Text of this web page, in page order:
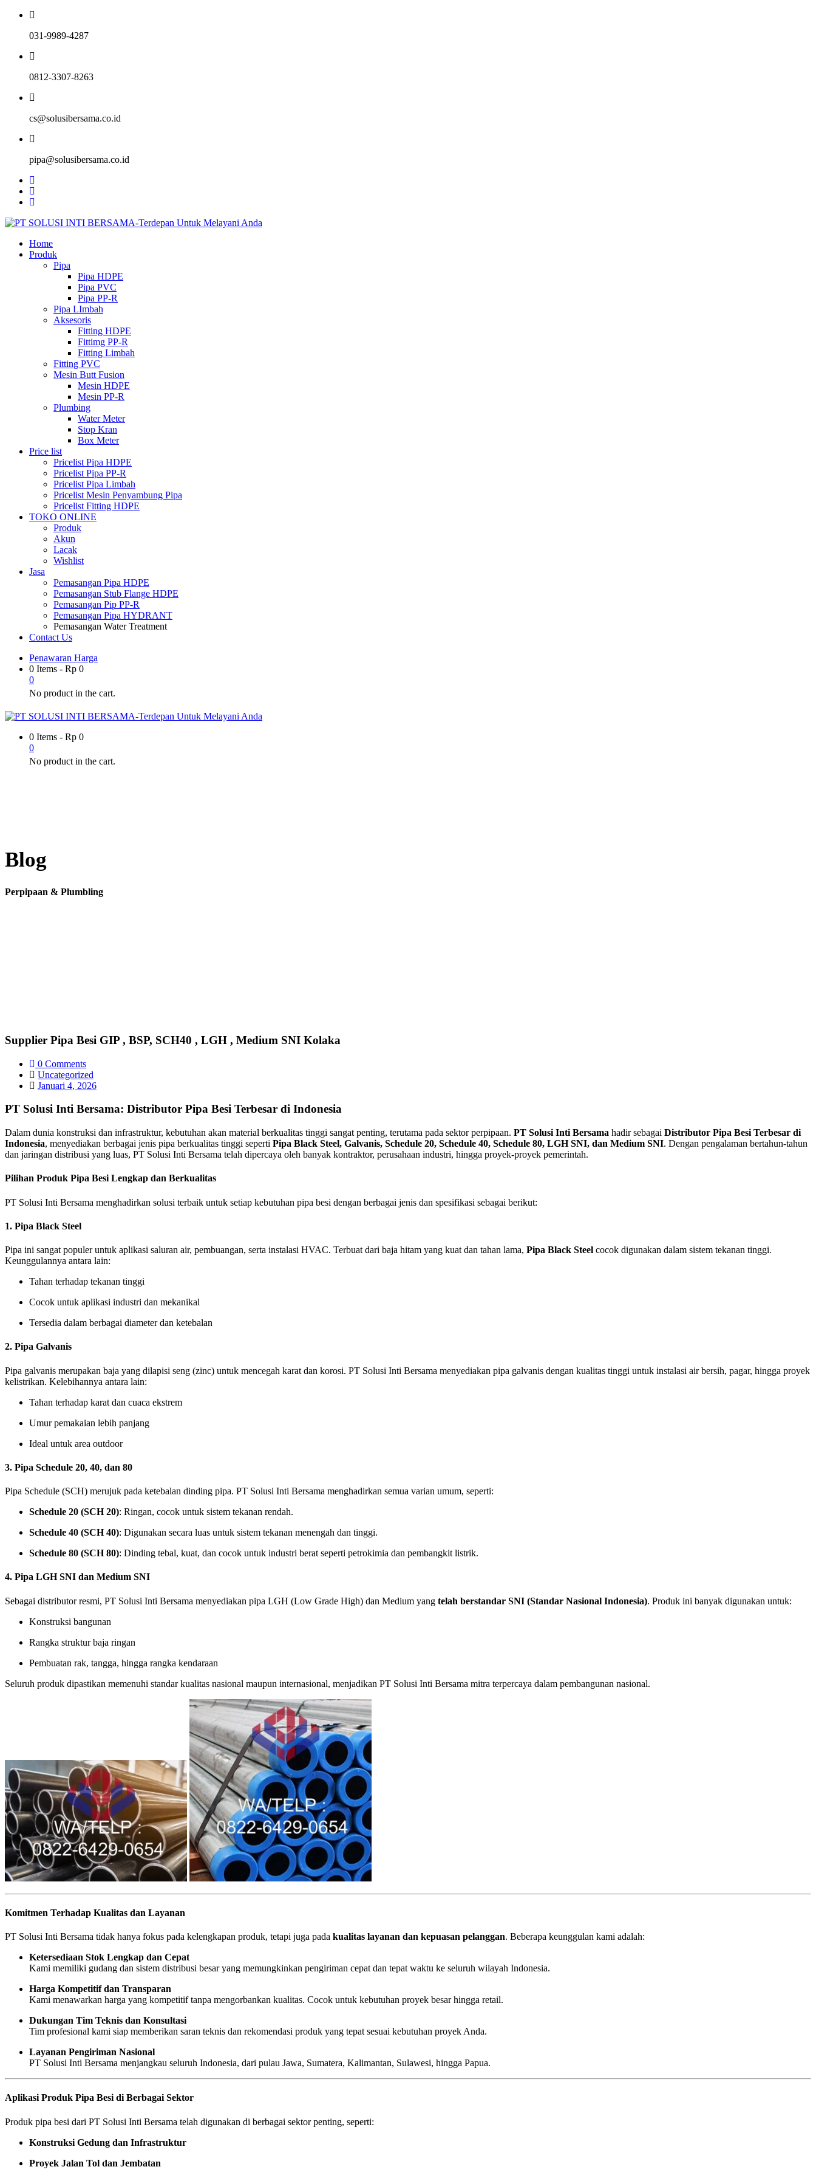
031-9989-4287
0812-3307-8263
cs@solusibersama.co.id
pipa@solusibersama.co.id
Home
Produk
Pipa
Pipa HDPE
Pipa PVC
Pipa PP-R
Pipa LImbah
Aksesoris
Fitting HDPE
Fittimg PP-R
Fitting Limbah
Fitting PVC
Mesin Butt Fusion
Mesin HDPE
Mesin PP-R
Plumbing
Water Meter
Stop Kran
Box Meter
Price list
Pricelist Pipa HDPE
Pricelist Pipa PP-R
Pricelist Pipa Limbah
Pricelist Mesin Penyambung Pipa
Pricelist Fitting HDPE
TOKO ONLINE
Produk
Akun
Lacak
Wishlist
Jasa
Pemasangan Pipa HDPE
Pemasangan Stub Flange HDPE
Pemasangan Pip PP-R
Pemasangan Pipa HYDRANT
Pemasangan Water Treatment
Contact Us
Penawaran Harga
0 Items - Rp 0
0
No product in the cart.
0 Items - Rp 0
0
No product in the cart.
Blog
Perpipaan & Plumbling
Supplier Pipa Besi GIP , BSP, SCH40 , LGH , Medium SNI Kolaka
0 Comments
Uncategorized
Januari 4, 2026
PT Solusi Inti Bersama: Distributor Pipa Besi Terbesar di Indonesia
Dalam dunia konstruksi dan infrastruktur, kebutuhan akan material berkualitas tinggi sangat penting, terutama pada sektor perpipaan. PT Solusi Inti Bersama hadir sebagai Distributor Pipa Besi Terbesar di
Indonesia, menyediakan berbagai jenis pipa berkualitas tinggi seperti Pipa Black Steel, Galvanis, Schedule 20, Schedule 40, Schedule 80, LGH SNI, dan Medium SNI. Dengan pengalaman bertahun-tahun
dan jaringan distribusi yang luas, PT Solusi Inti Bersama telah dipercaya oleh banyak kontraktor, perusahaan industri, hingga proyek-proyek pemerintah.
Pilihan Produk Pipa Besi Lengkap dan Berkualitas
PT Solusi Inti Bersama menghadirkan solusi terbaik untuk setiap kebutuhan pipa besi dengan berbagai jenis dan spesifikasi sebagai berikut:
1. Pipa Black Steel
Pipa ini sangat populer untuk aplikasi saluran air, pembuangan, serta instalasi HVAC. Terbuat dari baja hitam yang kuat dan tahan lama, Pipa Black Steel cocok digunakan dalam sistem tekanan tinggi.
Keunggulannya antara lain:
Tahan terhadap tekanan tinggi
Cocok untuk aplikasi industri dan mekanikal
Tersedia dalam berbagai diameter dan ketebalan
2. Pipa Galvanis
Pipa galvanis merupakan baja yang dilapisi seng (zinc) untuk mencegah karat dan korosi. PT Solusi Inti Bersama menyediakan pipa galvanis dengan kualitas tinggi untuk instalasi air bersih, pagar, hingga proyek
kelistrikan. Kelebihannya antara lain:
Tahan terhadap karat dan cuaca ekstrem
Umur pemakaian lebih panjang
Ideal untuk area outdoor
3. Pipa Schedule 20, 40, dan 80
Pipa Schedule (SCH) merujuk pada ketebalan dinding pipa. PT Solusi Inti Bersama menghadirkan semua varian umum, seperti:
Schedule 20 (SCH 20): Ringan, cocok untuk sistem tekanan rendah.
Schedule 40 (SCH 40): Digunakan secara luas untuk sistem tekanan menengah dan tinggi.
Schedule 80 (SCH 80): Dinding tebal, kuat, dan cocok untuk industri berat seperti petrokimia dan pembangkit listrik.
4. Pipa LGH SNI dan Medium SNI
Sebagai distributor resmi, PT Solusi Inti Bersama menyediakan pipa LGH (Low Grade High) dan Medium yang telah berstandar SNI (Standar Nasional Indonesia). Produk ini banyak digunakan untuk:
Konstruksi bangunan
Rangka struktur baja ringan
Pembuatan rak, tangga, hingga rangka kendaraan
Seluruh produk dipastikan memenuhi standar kualitas nasional maupun internasional, menjadikan PT Solusi Inti Bersama mitra terpercaya dalam pembangunan nasional.
Komitmen Terhadap Kualitas dan Layanan
PT Solusi Inti Bersama tidak hanya fokus pada kelengkapan produk, tetapi juga pada kualitas layanan dan kepuasan pelanggan. Beberapa keunggulan kami adalah:
Ketersediaan Stok Lengkap dan Cepat
Kami memiliki gudang dan sistem distribusi besar yang memungkinkan pengiriman cepat dan tepat waktu ke seluruh wilayah Indonesia.
Harga Kompetitif dan Transparan
Kami menawarkan harga yang kompetitif tanpa mengorbankan kualitas. Cocok untuk kebutuhan proyek besar hingga retail.
Dukungan Tim Teknis dan Konsultasi
Tim profesional kami siap memberikan saran teknis dan rekomendasi produk yang tepat sesuai kebutuhan proyek Anda.
Layanan Pengiriman Nasional
PT Solusi Inti Bersama menjangkau seluruh Indonesia, dari pulau Jawa, Sumatera, Kalimantan, Sulawesi, hingga Papua.
Aplikasi Produk Pipa Besi di Berbagai Sektor
Produk pipa besi dari PT Solusi Inti Bersama telah digunakan di berbagai sektor penting, seperti:
Konstruksi Gedung dan Infrastruktur
Proyek Jalan Tol dan Jembatan